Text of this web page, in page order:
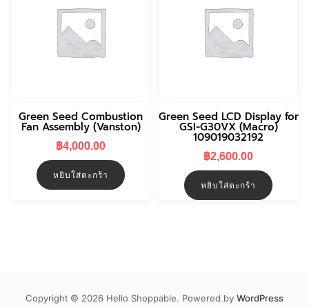
Green Seed Combustion
Fan Assembly (Vanston)
฿4,000.00
หยิบใส่ตะกร้า
Green Seed LCD Display for
GSI-G30VX (Macro)
109019032192
฿2,600.00
หยิบใส่ตะกร้า
Copyright © 2026 Hello Shoppable. Powered by WordPress